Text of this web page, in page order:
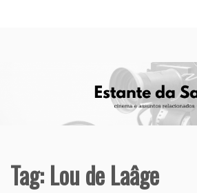
Tag:Lou de Laâge